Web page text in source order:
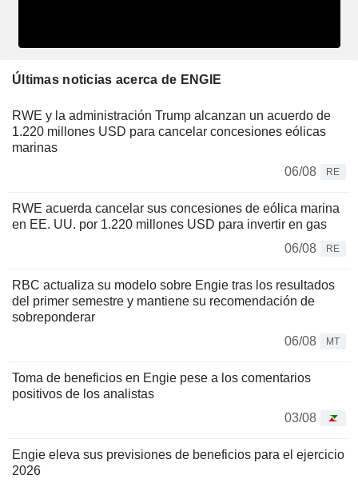
Últimas noticias acerca de ENGIE
RWE y la administración Trump alcanzan un acuerdo de
1.220 millones USD para cancelar concesiones eólicas
marinas
06/08
RE
RWE acuerda cancelar sus concesiones de eólica marina
en EE. UU. por 1.220 millones USD para invertir en gas
06/08
RE
RBC actualiza su modelo sobre Engie tras los resultados
del primer semestre y mantiene su recomendación de
sobreponderar
06/08
MT
Toma de beneficios en Engie pese a los comentarios
positivos de los analistas
03/08
Engie eleva sus previsiones de beneficios para el ejercicio
2026